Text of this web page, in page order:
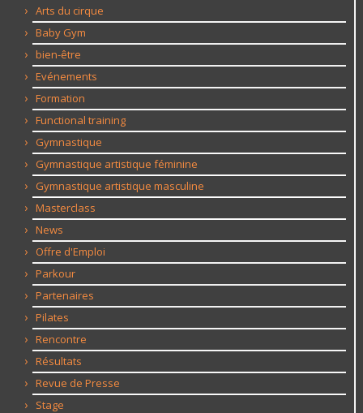
Arts du cirque
Baby Gym
bien-être
Evénements
Formation
Functional training
Gymnastique
Gymnastique artistique féminine
Gymnastique artistique masculine
Masterclass
News
Offre d'Emploi
Parkour
Partenaires
Pilates
Rencontre
Résultats
Revue de Presse
Stage